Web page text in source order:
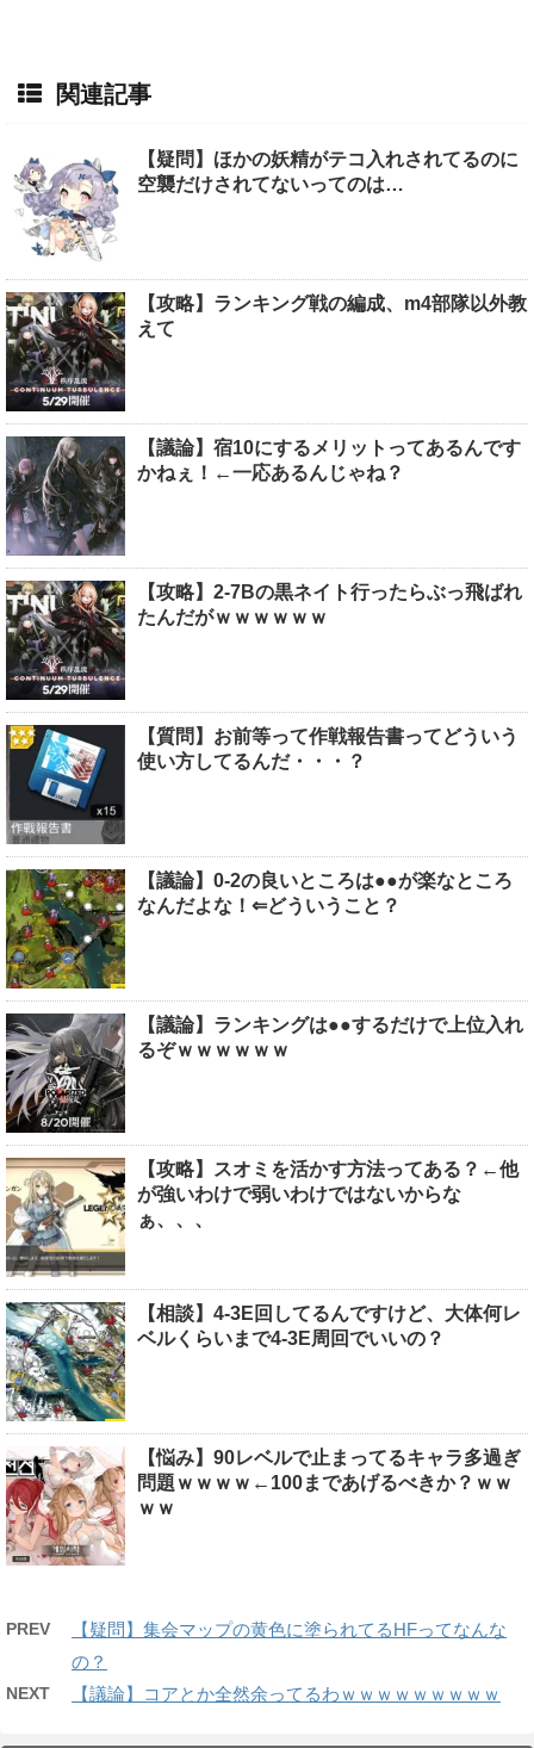
関連記事
【疑問】ほかの妖精がテコ入れされてるのに
空襲だけされてないってのは…
【攻略】ランキング戦の編成、m4部隊以外教
えて
【議論】宿10にするメリットってあるんです
かねぇ！←一応あるんじゃね？
【攻略】2-7Bの黒ネイト行ったらぶっ飛ばれ
たんだがｗｗｗｗｗｗ
【質問】お前等って作戦報告書ってどういう
使い方してるんだ・・・？
【議論】0-2の良いところは●●が楽なところ
なんだよな！⇐どういうこと？
【議論】ランキングは●●するだけで上位入れ
るぞｗｗｗｗｗｗ
【攻略】スオミを活かす方法ってある？←他
が強いわけで弱いわけではないからな
ぁ、、、
【相談】4-3E回してるんですけど、大体何レ
ベルくらいまで4-3E周回でいいの？
【悩み】90レベルで止まってるキャラ多過ぎ
問題ｗｗｗｗ←100まであげるべきか？ｗｗ
ｗｗ
PREV
【疑問】集会マップの黄色に塗られてるHFってなんな
の？
NEXT 【議論】コアとか全然余ってるわｗｗｗｗｗｗｗｗｗ